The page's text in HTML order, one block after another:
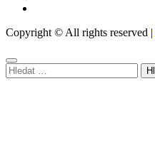
Copyright © All rights reserved |
Vyhledávání